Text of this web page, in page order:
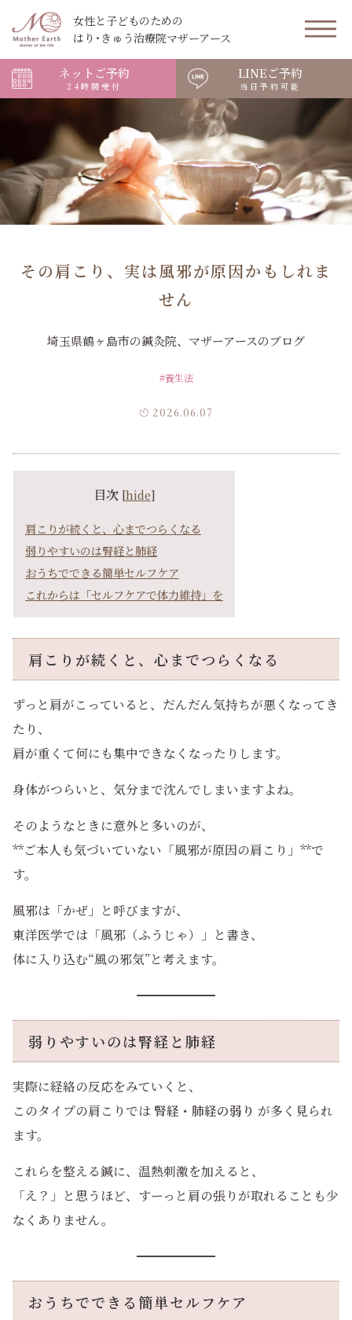
女性と子どものための
はり･きゅう治療院マザーアース
ネットご予約
24時間受付
LINEご予約
当日予約可能
その肩こり、実は風邪が原因かもしれま
せん
埼玉県鶴ヶ島市の鍼灸院、マザーアースのブログ
#養生法
2026.06.07
目次 [hide]
肩こりが続くと、心までつらくなる
弱りやすいのは腎経と肺経
おうちでできる簡単セルフケア
これからは「セルフケアで体力維持」を
肩こりが続くと、心までつらくなる
ずっと肩がこっていると、だんだん気持ちが悪くなってき
たり、
肩が重くて何にも集中できなくなったりします。
身体がつらいと、気分まで沈んでしまいますよね。
そのようなときに意外と多いのが、
**ご本人も気づいていない「風邪が原因の肩こり」**で
す。
風邪は「かぜ」と呼びますが、
東洋医学では「風邪（ふうじゃ）」と書き、
体に入り込む“風の邪気”と考えます。
弱りやすいのは腎経と肺経
実際に経絡の反応をみていくと、
このタイプの肩こりでは 腎経・肺経の弱り が多く見られ
ます。
これらを整える鍼に、温熱刺激を加えると、
「え？」と思うほど、すーっと肩の張りが取れることも少
なくありません。
おうちでできる簡単セルフケア